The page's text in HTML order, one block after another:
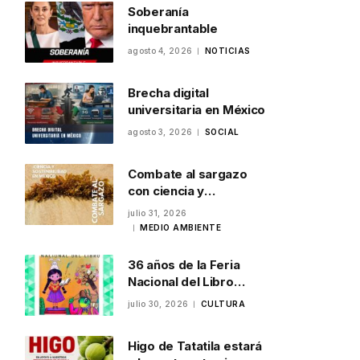
Soberanía
inquebrantable
agosto 4, 2026 NOTICIAS
Brecha digital
universitaria en México
agosto 3, 2026 SOCIAL
Combate al sargazo
con ciencia y
sostenibilidad en
México
julio 31, 2026
MEDIO AMBIENTE
36 años de la Feria
Nacional del Libro
Infantil y Juvenil en
julio 30, 2026 CULTURA
Higo de Tatatila estará